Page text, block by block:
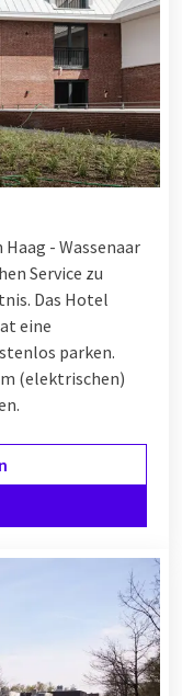
- Wassenaar
Service zu
Das Hotel
eine
parken.
(elektrischen)